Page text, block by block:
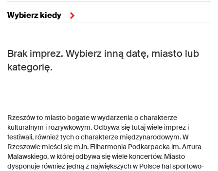
Wybierz kiedy
Brak imprez. Wybierz inną datę, miasto lub
kategorię.
Rzeszów to miasto bogate w wydarzenia o charakterze
kulturalnym i rozrywkowym. Odbywa się tutaj wiele imprez i
festiwali, również tych o charakterze międzynarodowym. W
Rzeszowie mieści się m.in. Filharmonia Podkarpacka im. Artura
Malawskiego, w której odbywa się wiele koncertów. Miasto
dysponuje również jedną z największych w Polsce hal sportowo-